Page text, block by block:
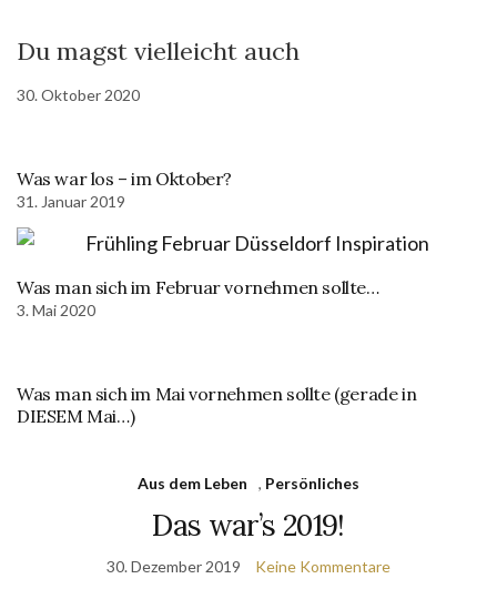
Du magst vielleicht auch
30. Oktober 2020
Was war los – im Oktober?
31. Januar 2019
Was man sich im Februar vornehmen sollte…
3. Mai 2020
Was man sich im Mai vornehmen sollte (gerade in
DIESEM Mai…)
Aus dem Leben , Persönliches
Das war’s 2019!
30. Dezember 2019 Keine Kommentare